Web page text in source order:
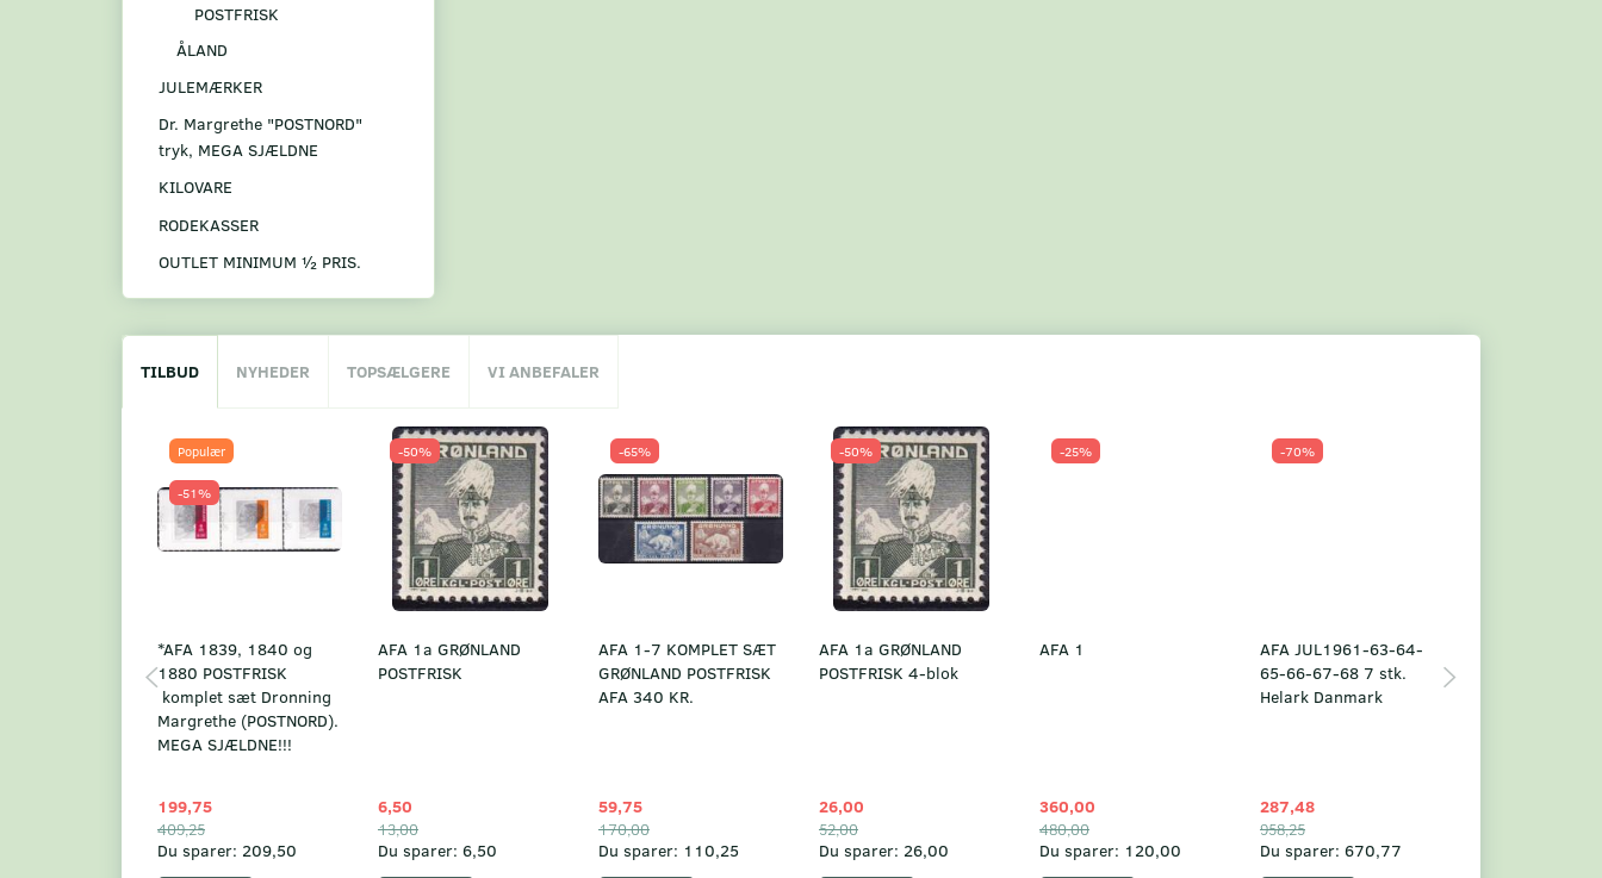
POSTFRISK
ÅLAND
JULEMÆRKER
Dr. Margrethe "POSTNORD"
tryk, MEGA SJÆLDNE
KILOVARE
RODEKASSER
OUTLET MINIMUM ½ PRIS.
TILBUD NYHEDER TOPSÆLGERE VI ANBEFALER
Populær
-51%
*AFA 1839, 1840 og
1880 POSTFRISK
komplet sæt Dronning
Margrethe (POSTNORD).
MEGA SJÆLDNE!!!
199,75
409,25
Du sparer: 209,50
-50%
AFA 1a GRØNLAND
POSTFRISK
6,50
13,00
Du sparer: 6,50
-65%
AFA 1-7 KOMPLET SÆT
GRØNLAND POSTFRISK
AFA 340 KR.
59,75
170,00
Du sparer: 110,25
-50%
AFA 1a GRØNLAND
POSTFRISK 4-blok
26,00
52,00
Du sparer: 26,00
-25%
AFA 1
360,00
480,00
Du sparer: 120,00
-70%
AFA JUL1961-63-64-
65-66-67-68 7 stk.
Helark Danmark
287,48
958,25
Du sparer: 670,77